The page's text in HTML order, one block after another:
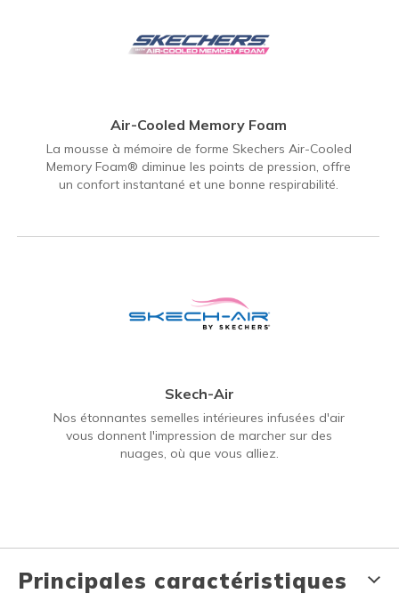
Air-Cooled Memory Foam
La mousse à mémoire de forme Skechers Air-Cooled
Memory Foam® diminue les points de pression, offre
un confort instantané et une bonne respirabilité.
Skech-Air
Nos étonnantes semelles intérieures infusées d'air
vous donnent l'impression de marcher sur des
nuages, où que vous alliez.
Principales caractéristiques